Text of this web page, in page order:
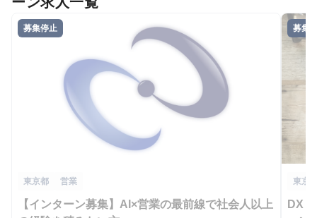
募集停止
東京都 営業
【インターン募集】AI×営業の最前線で社会人以上
募集
東京
DX